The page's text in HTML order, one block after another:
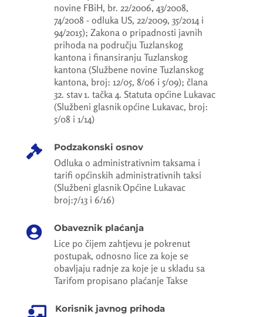
novine FBiH, br. 22/2006, 43/2008,
74/2008 - odluka US, 22/2009, 35/2014 i
94/2015); Zakona o pripadnosti javnih
prihoda na području Tuzlanskog
kantona i finansiranju Tuzlanskog
kantona (Službene novine Tuzlanskog
kantona, broj: 12/05, 8/06 i 5/09); člana
32. stav 1. tačka 4. Statuta općine Lukavac
(Službeni glasnik općine Lukavac, broj:
5/08 i 1/14)
 Podzakonski osnov
Odluka o administrativnim taksama i
tarifi općinskih administrativnih taksi
(Službeni glasnik Općine Lukavac
broj:7/13 i 6/16)
 Obaveznik plaćanja
Lice po čijem zahtjevu je pokrenut
postupak, odnosno lice za koje se
obavljaju radnje za koje je u skladu sa
Tarifom propisano plaćanje Takse
 Korisnik javnog prihoda